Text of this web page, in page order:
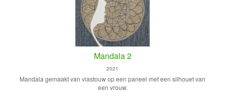
Mandala 2
2021
Mandala gemaakt van vlastouw op een paneel met een silhouet van
een vrouw.